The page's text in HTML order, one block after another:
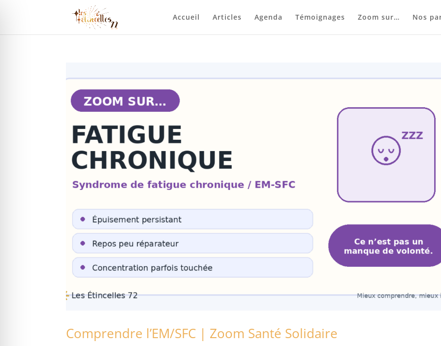
Accueil Articles Agenda Témoignages Zoom sur… Nos
Comprendre l’EM/SFC | Zoom Santé Solidaire